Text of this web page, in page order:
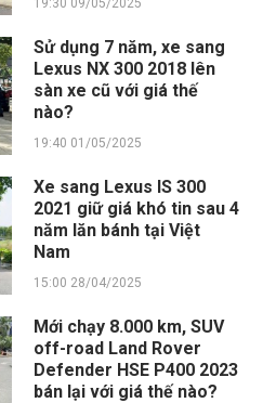
19:30 09/05/2025
Sử dụng 7 năm, xe sang
Lexus NX 300 2018 lên
sàn xe cũ với giá thế
nào?
19:40 01/05/2025
Xe sang Lexus IS 300
2021 giữ giá khó tin sau 4
năm lăn bánh tại Việt
Nam
15:00 28/04/2025
Mới chạy 8.000 km, SUV
off-road Land Rover
Defender HSE P400 2023
bán lại với giá thế nào?